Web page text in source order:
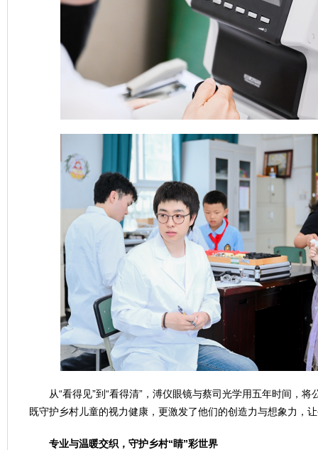
从“看得见”到“看得清”，溥仪眼镜与蔡司光学用五年时间，
既守护乡村儿童的视力健康，更激发了他们的创造力与想象力，
专业与温暖交织，守护乡村“睛”彩世界